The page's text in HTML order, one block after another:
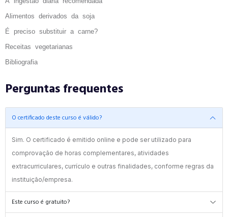
Alimentos derivados da soja
É preciso substituir a carne?
Receitas vegetarianas
Bibliografia
Perguntas frequentes
O certificado deste curso é válido?
Sim. O certificado é emitido online e pode ser utilizado para
comprovação de horas complementares, atividades
extracurriculares, currículo e outras finalidades, conforme regras da
instituição/empresa.
Este curso é gratuito?